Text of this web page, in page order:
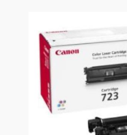
AI PC
PERIFERIE
ENTERPRISE
ELEKTRONIKA